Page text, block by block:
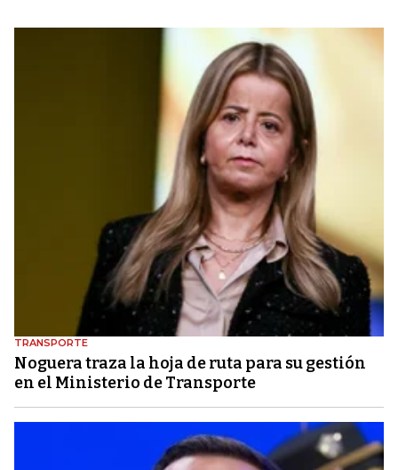
TRANSPORTE
Noguera traza la hoja de ruta para su gestión
en el Ministerio de Transporte